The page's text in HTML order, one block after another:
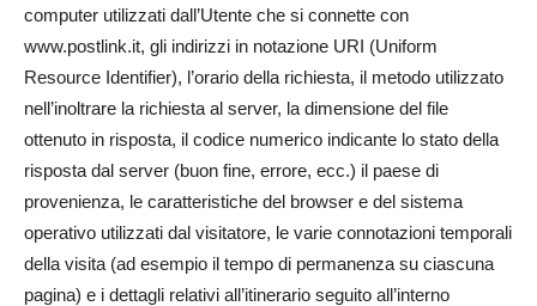
computer utilizzati dall’Utente che si connette con
www.postlink.it, gli indirizzi in notazione URI (Uniform
Resource Identifier), l’orario della richiesta, il metodo utilizzato
nell’inoltrare la richiesta al server, la dimensione del file
ottenuto in risposta, il codice numerico indicante lo stato della
risposta dal server (buon fine, errore, ecc.) il paese di
provenienza, le caratteristiche del browser e del sistema
operativo utilizzati dal visitatore, le varie connotazioni temporali
della visita (ad esempio il tempo di permanenza su ciascuna
pagina) e i dettagli relativi all’itinerario seguito all’interno